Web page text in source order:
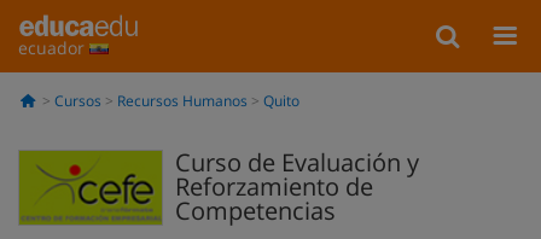
ecuador
Cursos Recursos Humanos Quito
Curso de Evaluación y
Reforzamiento de
Competencias